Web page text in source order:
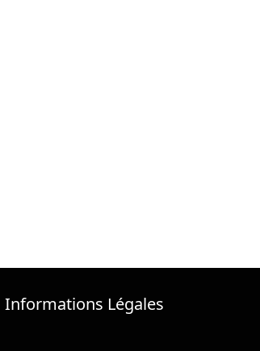
Informations Légales